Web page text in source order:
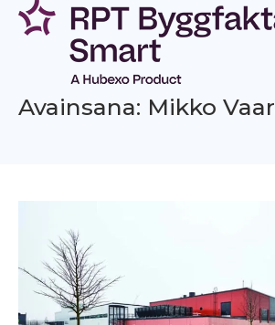
Siirry
sisältöön
Avainsana: Mikko